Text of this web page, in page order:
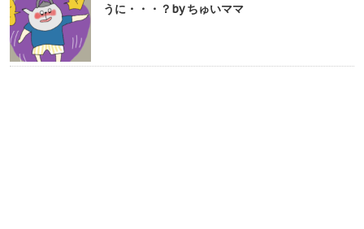
うに・・・？by ちゅいママ